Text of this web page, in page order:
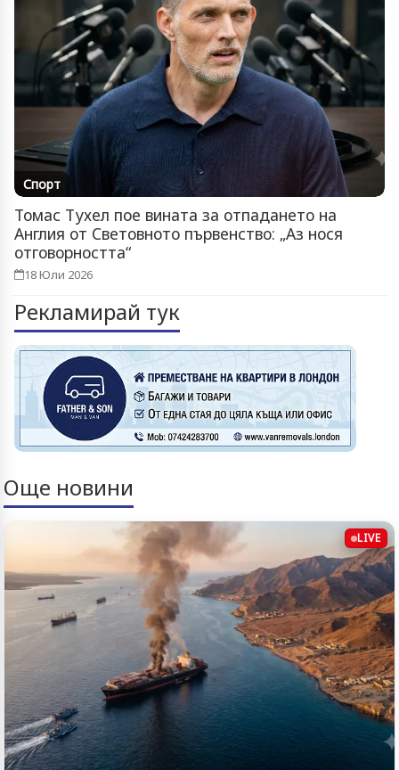
Спорт
Томас Тухел пое вината за отпадането на
Англия от Световното първенство: „Аз нося
отговорността“
18 Юли 2026
Рекламирай тук
Още новини
LIVE